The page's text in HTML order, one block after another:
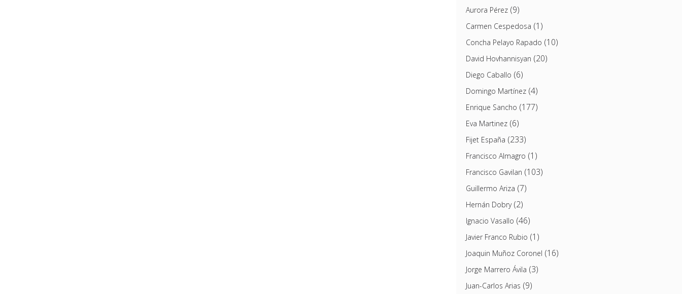
Aurora Pérez(9)
Carmen Cespedosa (1)
Concha Pelayo Rapado (10)
David Hovhannisyan (20)
Diego Caballo (6)
Domingo Martínez(4)
Enrique Sancho (177)
Eva Martinez(6)
Fijet España (233)
Francisco Almagro (1)
Francisco Gavilan (103)
Guillermo Ariza (7)
Hernán Dobry(2)
Ignacio Vasallo (46)
Javier Franco Rubio (1)
Joaquin Muñoz Coronel (16)
Jorge Marrero Ávila (3)
Juan-Carlos Arias (9)